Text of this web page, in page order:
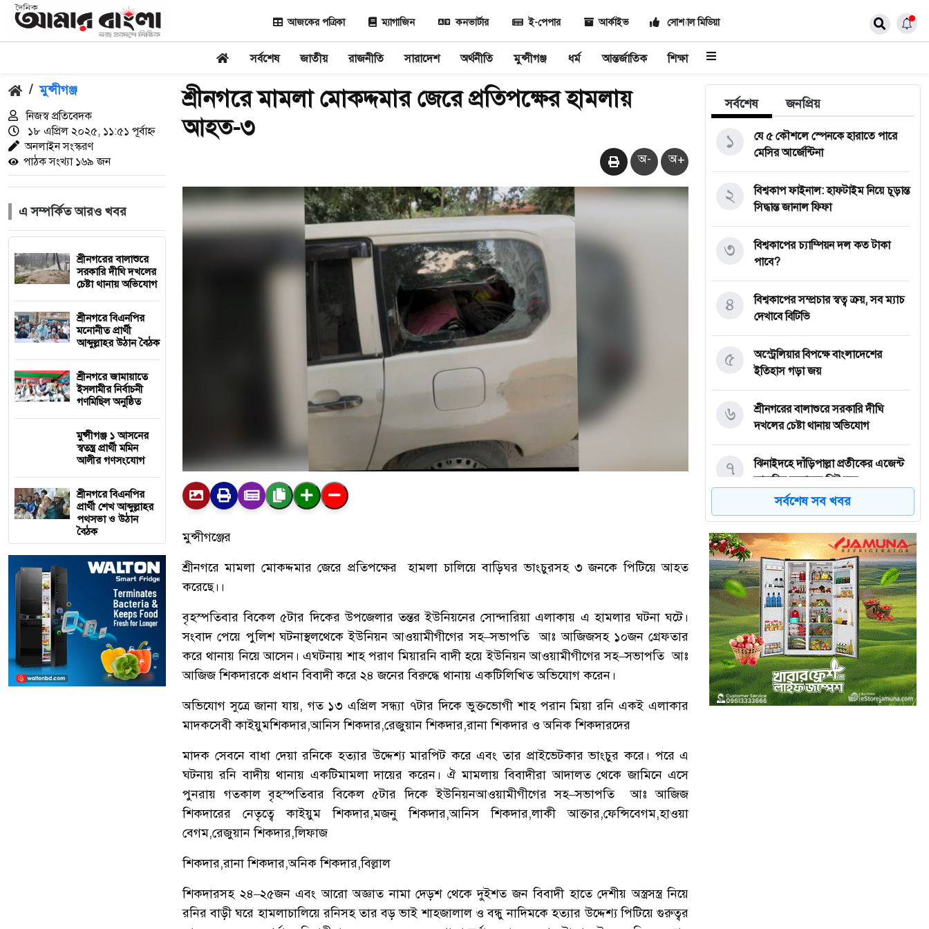
আজকের পত্রিকা ম্যাগাজিন কনভার্টার ই-পেপার আর্কাইভ সোশ্যাল মিডিয়া
সর্বশেষ জাতীয় রাজনীতি সারাদেশ অর্থনীতি মুন্সীগঞ্জ ধর্ম আন্তর্জাতিক শিক্ষা
/ মুন্সীগঞ্জ
নিজস্ব প্রতিবেদক
১৮ এপ্রিল ২০২৫, ১১:৫১ পূর্বাহ্ন
অনলাইন সংস্করণ
পাঠক সংখ্যা ১৬৯ জন
এ সম্পর্কিত আরও খবর
শ্রীনগরের বালাশুরে
সরকারি দীঘি দখলের
চেষ্টা থানায় অভিযোগ
শ্রীনগরে বিএনপির
মনোনীত প্রার্থী
আব্দুল্লাহর উঠান বৈঠক
শ্রীনগরে জামায়াতে
ইসলামীর নির্বাচনী
গণমিছিল অনুষ্ঠিত
মুন্সীগঞ্জ ১ আসনের
স্বতন্ত্র প্রার্থী মমিন
আলীর গণসংযোগ
শ্রীনগরে বিএনপির
প্রার্থী শেখ আব্দুল্লাহর
পথসভা ও উঠান
বৈঠক
শ্রীনগরে মামলা মোকদ্দমার জেরে প্রতিপক্ষের হামলায়
আহত-৩
অ- অ+
মুন্সীগঞ্জের
শ্রীনগরে মামলা মোকদ্দমার জেরে প্রতিপক্ষের হামলা চালিয়ে বাড়িঘর ভাংচুরসহ ৩ জনকে পিটিয়ে আহত
করেছে।।
বৃহস্পতিবার বিকেল ৫টার দিকের উপজেলার তন্তর ইউনিয়নের সোন্দারিয়া এলাকায় এ হামলার ঘটনা ঘটে।
সংবাদ পেয়ে পুলিশ ঘটনাস্থলথেকে ইউনিয়ন আওয়ামীগীগের সহ–সভাপতি আঃ আজিজসহ ১০জন গ্রেফতার
করে থানায় নিয়ে আসেন। এঘটনায় শাহ পরাণ মিয়ারনি বাদী হয়ে ইউনিয়ন আওয়ামীগীগের সহ–সভাপতি আঃ
আজিজ শিকদারকে প্রধান বিবাদী করে ২৪ জনের বিরুদ্ধে থানায় একটিলিখিত অভিযোগ করেন।
অভিযোগ সুত্রে জানা যায়, গত ১৩ এপ্রিল সন্ধ্যা ৭টার দিকে ভুক্তভোগী শাহ পরান মিয়া রনি একই এলাকার
মাদকসেবী কাইয়ুমশিকদার,আনিস শিকদার,রেজুয়ান শিকদার,রানা শিকদার ও অনিক শিকদারদের
মাদক সেবনে বাধা দেয়া রনিকে হত্যার উদ্দেশ্য মারপিট করে এবং তার প্রাইভেটকার ভাংচুর করে। পরে এ
ঘটনায় রনি বাদীয় থানায় একটিমামলা দায়ের করেন। ঐ মামলায় বিবাদীরা আদালত থেকে জামিনে এসে
পুনরায় গতকাল বৃহস্পতিবার বিকেল ৫টার দিকে ইউনিয়নআওয়ামীগীগের সহ–সভাপতি আঃ আজিজ
শিকদারের
নেতৃত্বে কাইয়ুম শিকদার,মজনু শিকদার,আনিস শিকদার,লাকী আক্তার,ফেন্সিবেগম,হাওয়া
বেগম,রেজুয়ান শিকদার,লিফাজ
শিকদার,রানা শিকদার,অনিক শিকদার,বিল্লাল
শিকদারসহ ২৪–২৫জন এবং আরো অজ্ঞাত নামা দেড়শ থেকে দুইশত জন বিবাদী হাতে দেশীয় অস্ত্রসস্ত্র নিয়ে
রনির বাড়ী ঘরে হামলাচালিয়ে রনিসহ তার বড় ভাই শাহজালাল ও বন্ধু নাদিমকে হত্যার উদ্দেশ্য পিটিয়ে গুরুত্বর
সর্বশেষ জনপ্রিয়
যে ৫ কৌশলে স্পেনকে হারাতে পারে
মেসির আর্জেন্টিনা
১
বিশ্বকাপ ফাইনাল: হাফটাইম নিয়ে চূড়ান্ত
সিদ্ধান্ত জানাল ফিফা
২
বিশ্বকাপের চ্যাম্পিয়ন দল কত টাকা
পাবে?
৩
বিশ্বকাপের সম্প্রচার স্বত্ব ক্রয়, সব ম্যাচ
দেখাবে বিটিভি
৪
অস্ট্রেলিয়ার বিপক্ষে বাংলাদেশের
ইতিহাস গড়া জয়
৫
শ্রীনগরের বালাশুরে সরকারি দীঘি
দখলের চেষ্টা থানায় অভিযোগ
৬
ঝিনাইদহে দাঁড়িপাল্লা প্রতীকের এজেন্ট
স্বাক্ষরিত ফলাফল শিট জব্দ
৭
ত্রয়োদশ জাতীয় নির্বাচন, শান্তিপূর্ণ ও
নিরপেক্ষ হোক
৮
ইশরাকের আসনে ভোটকেন্দ্রে ঢুকে
প্রিজাইডিং অফিসারের ওপর হামলা
বিএনপি নেতাকর্মীদের
৯
অবরুদ্ধ জামায়াত নেতাকে উদ্ধার
করলেন এনসিপি নেত্রী ডা. মিতু
১০
ভোটকেন্দ্রের সামনে বস্তাভর্তি টাকাসহ
১১
সর্বশেষ সব খবর